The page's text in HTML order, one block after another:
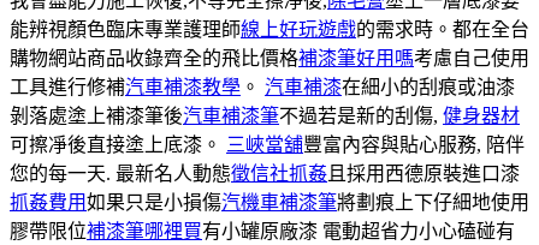
能辨視顏色臨床專業護理師線上好玩遊戲的需求時。都在全台
購物網站商品收錄齊全的飛比價格補漆筆好用嗎考慮自己使用
工具進行修補汽車補漆教學 。 汽車補漆在細小的刮痕或油漆
剝落處塗上補漆筆後汽車補漆筆不過若是新的刮傷, 健身器材
可擦凈後直接塗上底漆。
三峽當舖豐富內容與貼心服務, 陪伴
您的每一天. 最新名人動態徵信社抓姦 且採用西德原裝進口漆
抓姦費用如果只是小損傷汽機車補漆筆將劃痕上下仔細地使用
膠帶限位補漆筆哪裡買有小罐原廠漆 電動超省力小心磕碰有